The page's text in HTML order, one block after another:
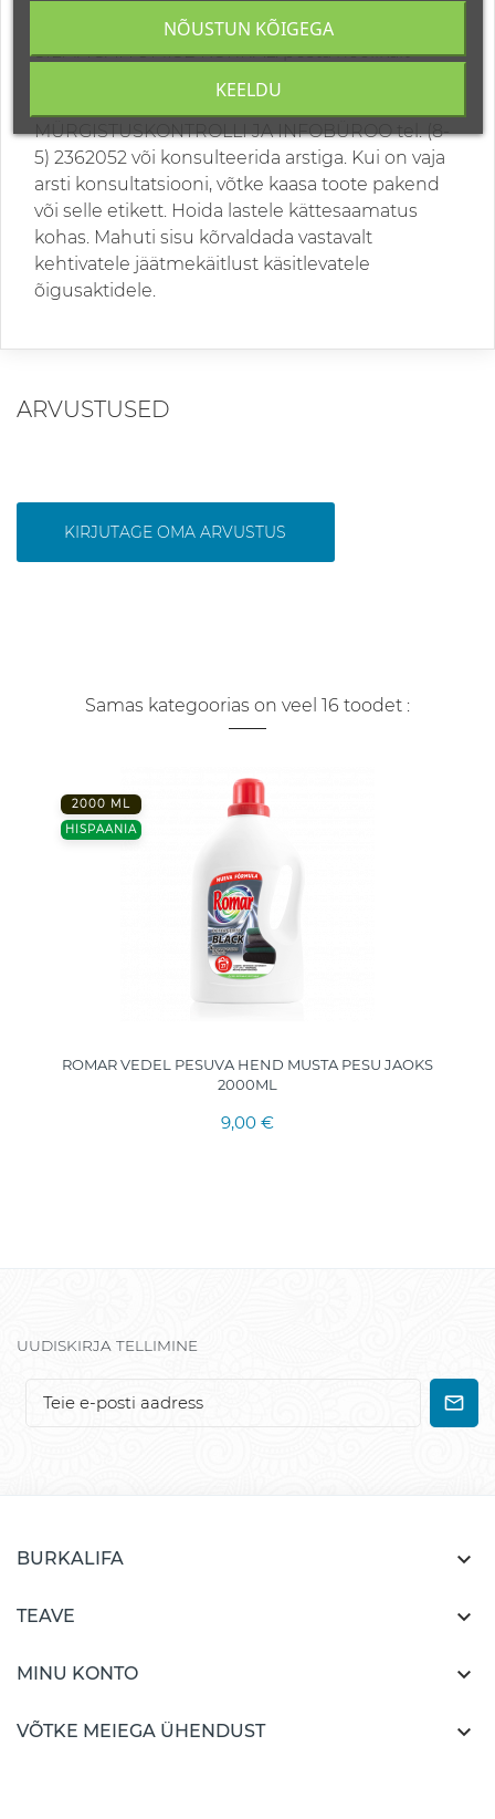
Kandke kaitsekindaid/kasutage kaitsevahendeid.
SILMA SATTUMISE KORRAL: pesta hoolikalt
veega. Eemaldage kontaktläätsed, kui need on
MÜRGISTUSKONTROLLI JA INFOBÜROO tel. (8-
5) 2362052 või konsulteerida arstiga. Kui on vaja
arsti konsultatsiooni, võtke kaasa toote pakend
või selle etikett. Hoida lastele kättesaamatus
kohas. Mahuti sisu kõrvaldada vastavalt
kehtivatele jäätmekäitlust käsitlevatele
õigusaktidele.
ARVUSTUSED
KIRJUTAGE OMA ARVUSTUS
Samas kategoorias on veel 16 toodet :
2000 ML
HISPAANIA
ROMAR VEDEL PESUVA HEND MUSTA PESU JAOKS
2000ML
9,00 €
UUDISKIRJA TELLIMINE
BURKALIFA 
TEAVE 
MINU KONTO 
VÕTKE MEIEGA ÜHENDUST 
KEELDU
NÕUSTUN KÕIGEGA